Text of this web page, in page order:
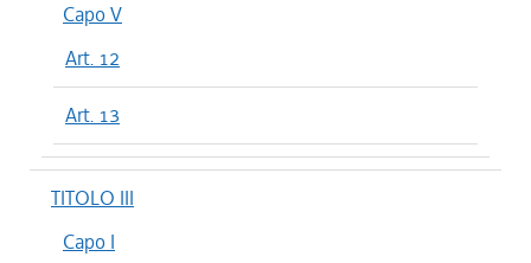
Capo V
Art. 12
Art. 13
TITOLO III
Capo I